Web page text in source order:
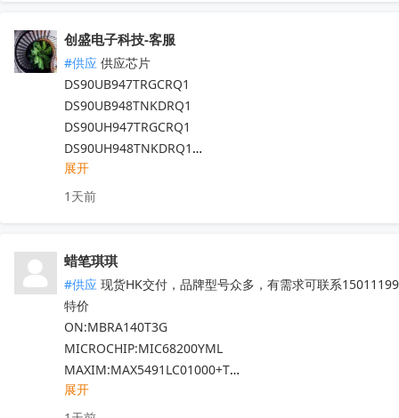
TDA7708CB  TDA7708LX  TDA7850
TDA7708CBTR  TDA75610S-Z
TDA7708LX52  TDA7708LX32TR
HFDA801A-VYT  TDA7388  TDA7851L
NJM2816GM1-51A-TE2  APM32F407ZGT6
N32G030C8L7  QN8035-SAEN  TDA8920CTH
MX25L6433FM2I-08G  F50L2G41XA-104YG2B
K4B4G1646E-BYK0  TEF6686  TP9950-FA
TEA6856AHN  RDA5807M  STM32F042F4P6
IRS2092STRPBF  EN25QH64A-104HIP
CS3820EO  M12L128168A-6TG2N
代理天微，贝岭，泰德，能芯，福芯，红芯微
晶源微，友达，UTC，纳芯威，芯电元等品牌
深圳原装现货当天可送，1000+型号现货欢迎咨询
创盛电子科技-客服
#供应 供应芯片
DS90UB947TRGCRQ1
DS90UB948TNKDRQ1
DS90UH947TRGCRQ1
DS90UH948TNKDRQ1
DS83822IRHBR
DS250DF810ABVR
LM5101AMX
现货靓货！不容错过！
收起
展开
1天前
蜡笔琪琪
#供应 现货HK交付，品牌型号众多，有需求可联系
特价
ON:MBRA140T3G
MICROCHIP:MIC68200YML
MAXIM:MAX5491LC01000+T
ADI:ADP7182AUJZ-R7
其他PN可沟通确认
展开